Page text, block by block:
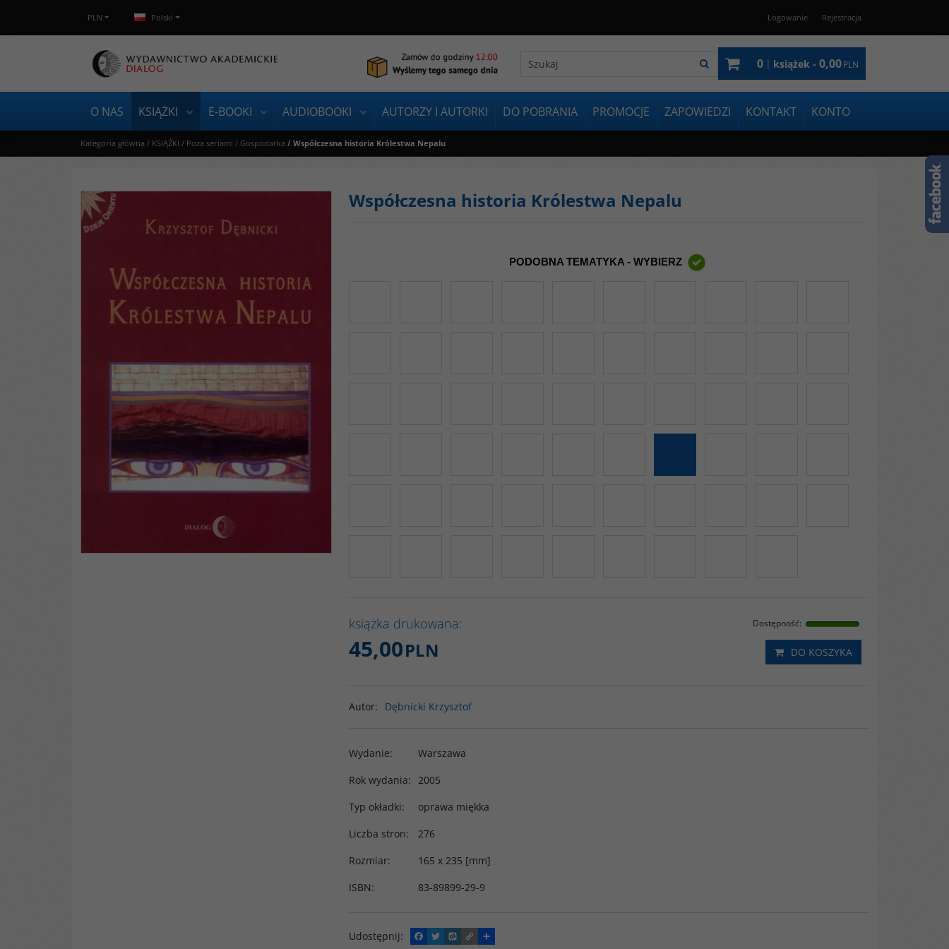
PLN Polski Logowanie Rejestracja
0 | książek - 0,00PLN
O NAS KSIĄŻKI E-BOOKI AUDIOBOOKI AUTORZY I AUTORKI DO POBRANIA PROMOCJE ZAPOWIEDZI KONTAKT KONTO
Kategoria główna / KSIĄŻKI / Poza seriami / Gospodarka / Współczesna historia Królestwa Nepalu
Współczesna historia Królestwa Nepalu
PODOBNA TEMATYKA - WYBIERZ
książka drukowana: Dostępność:
45,00PLN DO KOSZYKA
Autor: Dębnicki Krzysztof
Wydanie:
Warszawa
Rok wydania: 2005
Typ okładki:
oprawa miękka
Liczba stron:
276
Rozmiar:
165 x 235 [mm]
ISBN: 83-89899-29-9
Udostępnij:
F
T
W
C
P